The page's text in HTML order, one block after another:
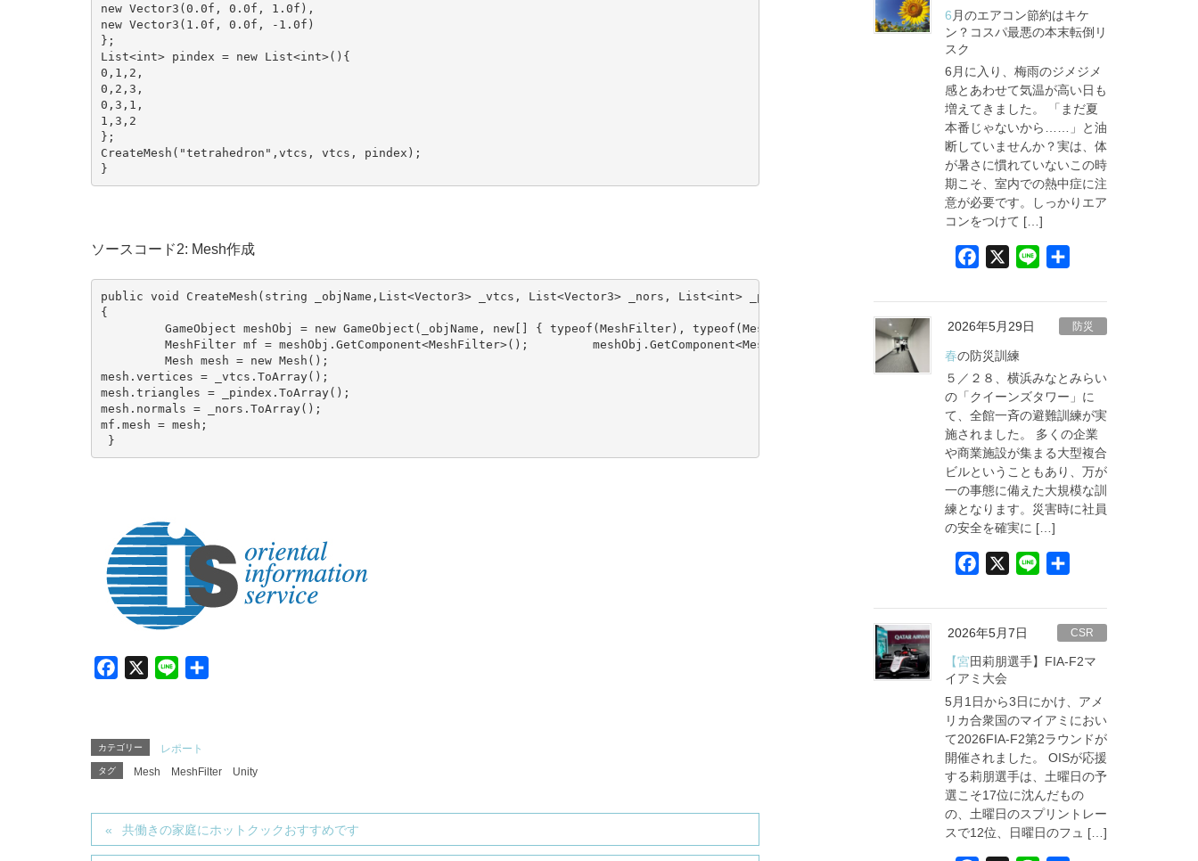
new Vector3(0.0f, 0.0f, 1.0f),
new Vector3(1.0f, 0.0f, -1.0f)
};
List<int> pindex = new List<int>(){
0,1,2,
0,2,3,
0,3,1,
1,3,2
};
CreateMesh("tetrahedron",vtcs, vtcs, pindex);
ソースコード2: Mesh作成
public void CreateMesh(string _objName,List<Vector3> _vtcs, List<Vector3> _nors, List<int> _pindex)
{
         GameObject meshObj = new GameObject(_objName, new[] { typeof(MeshFilter), typeof(MeshRenderer) });
         MeshFilter mf = meshObj.GetComponent<MeshFilter>();         meshObj.GetComponent<MeshRenderer>().material.color = Color.red;
         Mesh mesh = new Mesh();
mesh.vertices = _vtcs.ToArray();
mesh.triangles = _pindex.ToArray();
mesh.normals = _nors.ToArray();
mf.mesh = mesh;
e
b
o
k
カテゴリー レポート
タグ Mesh MeshFilter Unity
共働きの家庭にホットクックおすすめです
b
o
k
6月のエアコン節約はキケ
ン？コスパ最悪の本末転倒リ
スク
6月に入り、梅雨のジメジメ
感とあわせて気温が高い日も
増えてきました。 「まだ夏
本番じゃないから……」と油
断していませんか？実は、体
が暑さに慣れていないこの時
期こそ、室内での熱中症に注
意が必要です。しっかりエア
コンをつけて […]
c
e
b
o
o
k
n
2026年5月29日 防災
春の防災訓練
５／２８、横浜みなとみらい
の「クイーンズタワー」に
て、全館一斉の避難訓練が実
施されました。 多くの企業
や商業施設が集まる大型複合
ビルということもあり、万が
一の事態に備えた大規模な訓
練となります。災害時に社員
の安全を確実に […]
c
e
b
o
o
k
n
2026年5月7日 CSR
【宮田莉朋選手】FIA-F2マ
イアミ大会
5月1日から3日にかけ、アメ
リカ合衆国のマイアミにおい
て2026FIA-F2第2ラウンドが
開催されました。 OISが応援
する莉朋選手は、土曜日の予
選こそ17位に沈んだもの
の、土曜日のスプリントレー
スで12位、日曜日のフュ […]